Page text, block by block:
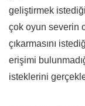
geliştirmek
çok oyun severin
çıkarmasını
erişimi
isteklerini